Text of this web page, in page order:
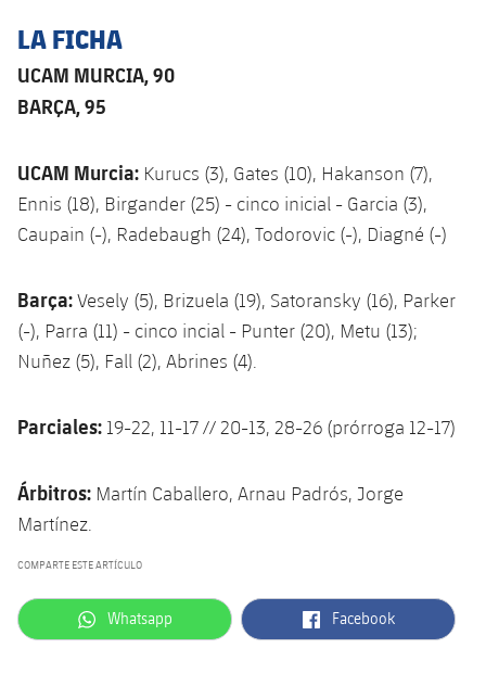
LA FICHA
UCAM MURCIA, 90
BARÇA, 95
UCAM Murcia: Kurucs (3), Gates (10), Hakanson (7),
Ennis (18), Birgander (25) - cinco inicial - Garcia (3),
Caupain (-), Radebaugh (24), Todorovic (-), Diagné (-)
Barça:Vesely (5), Brizuela (19), Satoransky (16), Parker
(-), Parra (11) - cinco incial - Punter (20), Metu (13);
Nuñez (5), Fall (2), Abrines (4).
Parciales: 19-22, 11-17 // 20-13, 28-26 (prórroga 12-17)
Árbitros: Martín Caballero, Arnau Padrós, Jorge
Martínez.
COMPARTE ESTE ARTÍCULO
label.aria.whatsapp
Whatsapp label.aria.facebook
Facebook